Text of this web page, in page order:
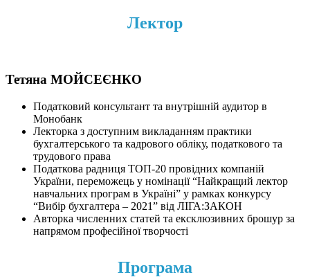
Лектор
Тетяна МОЙСЕЄНКО
Податковий консультант та внутрішній аудитор в
Монобанк
Лекторка з доступним викладанням практики
бухгалтерського та кадрового обліку, податкового та
трудового права
Податкова радниця ТОП-20 провідних компаній
України, переможець у номінації “Найкращий лектор
навчальних програм в Україні” у рамках конкурсу
“Вибір бухгалтера – 2021” від ЛІГА:ЗАКОН
Авторка численних статей та ексклюзивних брошур за
напрямом професійної творчості
Програма